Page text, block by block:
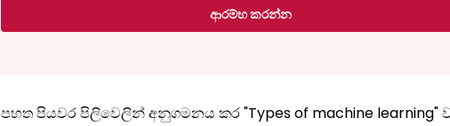
ආරම්භ කරන්න
පහත පියවර පිලිවෙලින් අනුගමනය කර "Types of machine learning"